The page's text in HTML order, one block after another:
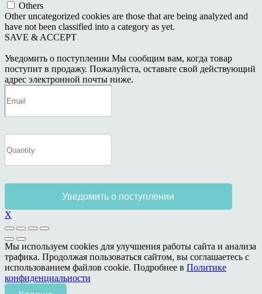
Others
Other uncategorized cookies are those that are being analyzed and
have not been classified into a category as yet.
SAVE & ACCEPT
Уведомить о поступлении Мы сообщим вам, когда товар
поступит в продажу. Пожалуйста, оставьте свой действующий
адрес электронной почты ниже.
Уведомить о поступлении
X
Мы используем cookies для улучшения работы сайта и анализа
трафика. Продолжая пользоваться сайтом, вы соглашаетесь с
использованием файлов cookie. Подробнее в Политике
конфиденциальности